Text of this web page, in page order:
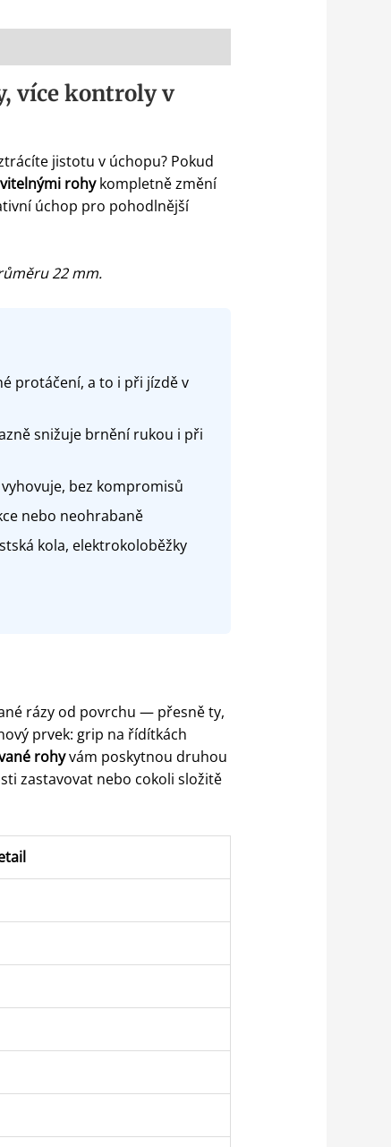
více kontroly v
jistotu v úchopu? Pokud
rohykompletně změní
úchop pro pohodlnější
22 mm.
protáčení, a to i při jízdě v
snižuje brnění rukou i při
bez kompromisů
nebo neohrabaně
kola, elektrokoloběžky
rázy od povrchu — přesně ty,
prvek: grip na řídítkách
rohyvám poskytnou druhou
zastavovat nebo cokoli složitě